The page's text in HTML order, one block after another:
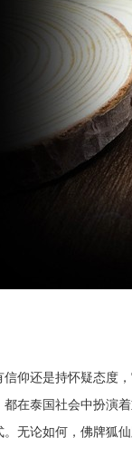
信仰还是持怀疑态度
在泰国社会中扮演
无论如何，佛牌狐